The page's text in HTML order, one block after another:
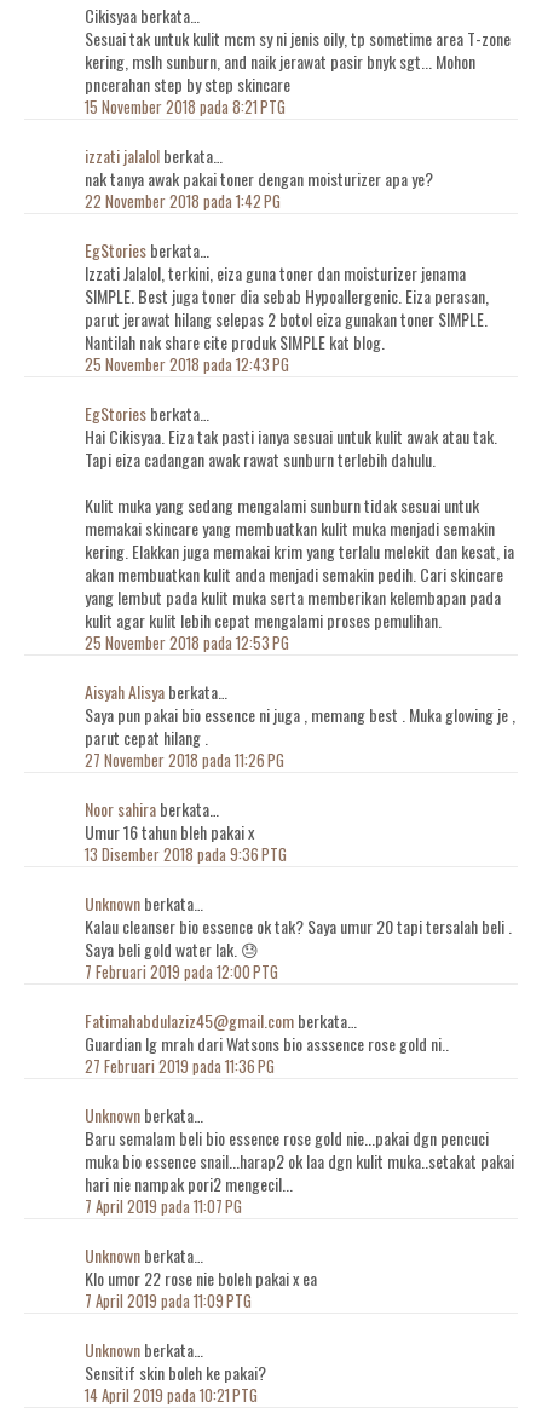
Cikisyaa berkata…
Sesuai tak untuk kulit mcm sy ni jenis oily, tp sometime area T-zone
kering, mslh sunburn, and naik jerawat pasir bnyk sgt... Mohon
pncerahan step by step skincare
15 November 2018 pada 8:21 PTG
izzati jalalolberkata…
nak tanya awak pakai toner dengan moisturizer apa ye?
22 November 2018 pada 1:42 PG
EgStoriesberkata…
Izzati Jalalol, terkini, eiza guna toner dan moisturizer jenama
SIMPLE. Best juga toner dia sebab Hypoallergenic. Eiza perasan,
parut jerawat hilang selepas 2 botol eiza gunakan toner SIMPLE.
Nantilah nak share cite produk SIMPLE kat blog.
25 November 2018 pada 12:43 PG
EgStoriesberkata…
Hai Cikisyaa. Eiza tak pasti ianya sesuai untuk kulit awak atau tak.
Tapi eiza cadangan awak rawat sunburn terlebih dahulu.
Kulit muka yang sedang mengalami sunburn tidak sesuai untuk
memakai skincare yang membuatkan kulit muka menjadi semakin
kering. Elakkan juga memakai krim yang terlalu melekit dan kesat, ia
akan membuatkan kulit anda menjadi semakin pedih. Cari skincare
yang lembut pada kulit muka serta memberikan kelembapan pada
kulit agar kulit lebih cepat mengalami proses pemulihan.
25 November 2018 pada 12:53 PG
Aisyah Alisyaberkata…
Saya pun pakai bio essence ni juga , memang best . Muka glowing je ,
parut cepat hilang .
27 November 2018 pada 11:26 PG
Noor sahiraberkata…
Umur 16 tahun bleh pakai x
13 Disember 2018 pada 9:36 PTG
Unknownberkata…
Kalau cleanser bio essence ok tak? Saya umur 20 tapi tersalah beli .
Saya beli gold water lak. 😓
7 Februari 2019 pada 12:00 PTG
Fatimahabdulaziz45@gmail.comberkata…
Guardian lg mrah dari Watsons bio asssence rose gold ni..
27 Februari 2019 pada 11:36 PG
Unknownberkata…
Baru semalam beli bio essence rose gold nie...pakai dgn pencuci
muka bio essence snail...harap2 ok laa dgn kulit muka..setakat pakai
hari nie nampak pori2 mengecil...
7 April 2019 pada 11:07 PG
Unknownberkata…
Klo umor 22 rose nie boleh pakai x ea
7 April 2019 pada 11:09 PTG
Unknownberkata…
Sensitif skin boleh ke pakai?
14 April 2019 pada 10:21 PTG